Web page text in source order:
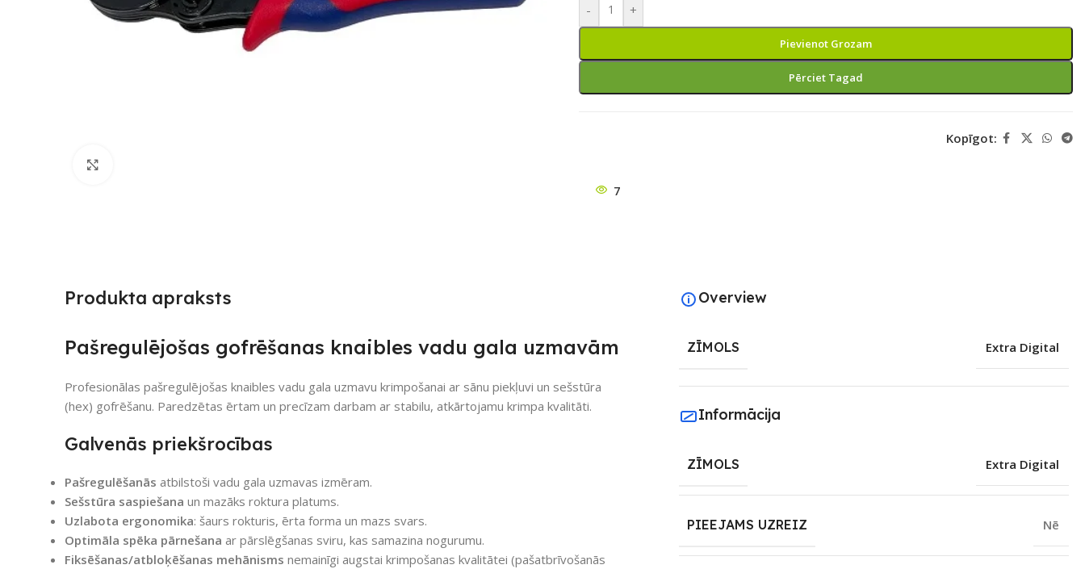
- +
Pievienot Grozam
Pērciet Tagad
Kopīgot:
7
Produkta apraksts
Pašregulējošas gofrēšanas knaibles vadu gala uzmavām
Profesionālas pašregulējošas knaibles vadu gala uzmavu krimpošanai ar sānu piekļuvi un sešstūra
(hex) gofrēšanu. Paredzētas ērtam un precīzam darbam ar stabilu, atkārtojamu krimpa kvalitāti.
Galvenās priekšrocības
Pašregulēšanās atbilstoši vadu gala uzmavas izmēram.
Sešstūra saspiešana un mazāks roktura platums.
Uzlabota ergonomika: šaurs rokturis, ērta forma un mazs svars.
Optimāla spēka pārnešana ar pārslēgšanas sviru, kas samazina nogurumu.
Fiksēšanas/atbloķēšanas mehānisms nemainīgi augstai krimpošanas kvalitātei (pašatbrīvošanās
Overview
ZĪMOLS Extra Digital
Informācija
ZĪMOLS Extra Digital
PIEEJAMS UZREIZ Nē